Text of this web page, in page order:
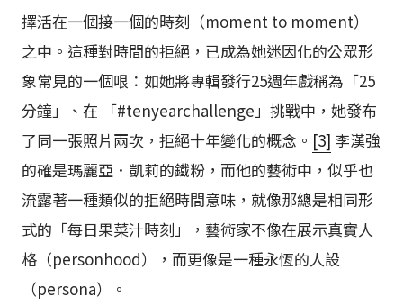
擇活在一個接一個的時刻（moment to moment）
之中。這種對時間的拒絕，已成為她迷因化的公眾形
象常見的一個哏：如她將專輯發行25週年戲稱為「25
分鐘」、在 「#tenyearchallenge」挑戰中，她發布
了同一張照片兩次，拒絕十年變化的概念。 [3] 李漢強
的確是瑪麗亞．凱莉的鐵粉，而他的藝術中，似乎也
流露著一種類似的拒絕時間意味，就像那總是相同形
式的「每日果菜汁時刻」，藝術家不像在展示真實人
格（personhood），而更像是一種永恆的人設
（persona）。